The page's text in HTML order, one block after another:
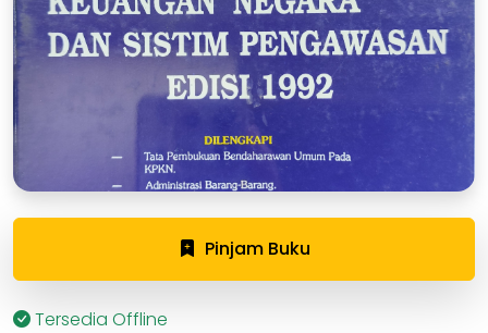
Pinjam Buku
Tersedia Offline